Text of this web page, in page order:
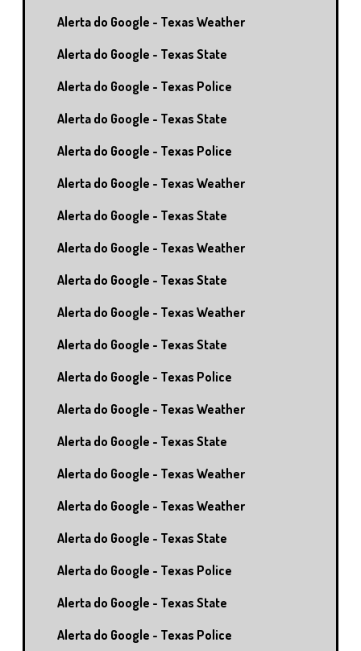
Alerta do Google - Texas Weather
Alerta do Google - Texas State
Alerta do Google - Texas Police
Alerta do Google - Texas State
Alerta do Google - Texas Police
Alerta do Google - Texas Weather
Alerta do Google - Texas State
Alerta do Google - Texas Weather
Alerta do Google - Texas State
Alerta do Google - Texas Weather
Alerta do Google - Texas State
Alerta do Google - Texas Police
Alerta do Google - Texas Weather
Alerta do Google - Texas State
Alerta do Google - Texas Weather
Alerta do Google - Texas Weather
Alerta do Google - Texas State
Alerta do Google - Texas Police
Alerta do Google - Texas State
Alerta do Google - Texas Police